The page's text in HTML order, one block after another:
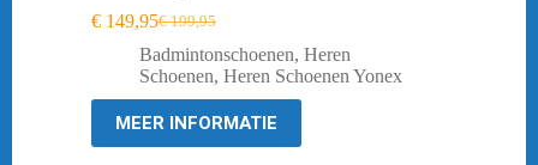
€199,95
Oorspronkelijke
prijs
was:
€ 199,95.
€ 149,95Huidige
prijs
is:
€ 149,95.
Badmintonschoenen, Heren
Schoenen, Heren Schoenen Yonex
MEER INFORMATIE